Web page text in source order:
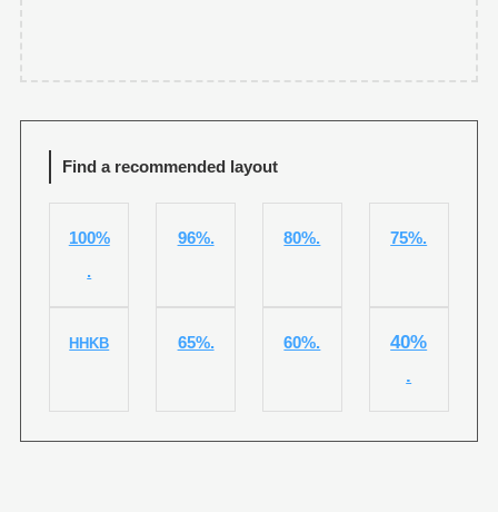
Find a recommended layout
100%
.
96%. 80%. 75%.
HHKB 65%. 60%.
40%
.